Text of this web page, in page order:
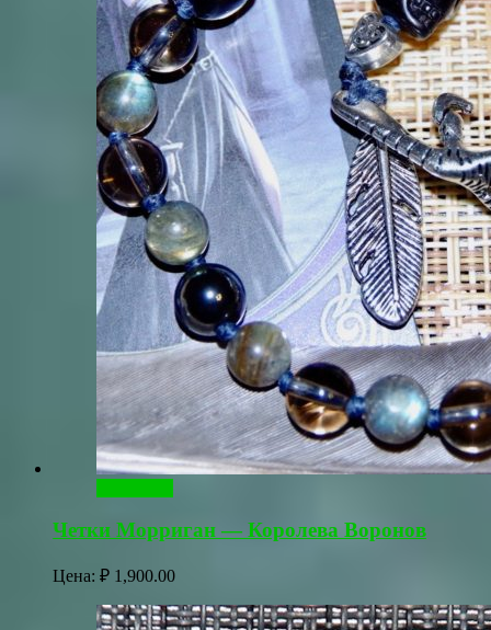
Четки Морриган — Королева Воронов
Цена: ₽ 1,900.00